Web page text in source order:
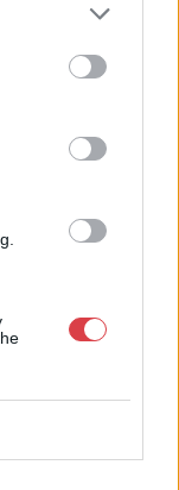
kereskedelmi
BÁV ZRt.
a műtárgyat